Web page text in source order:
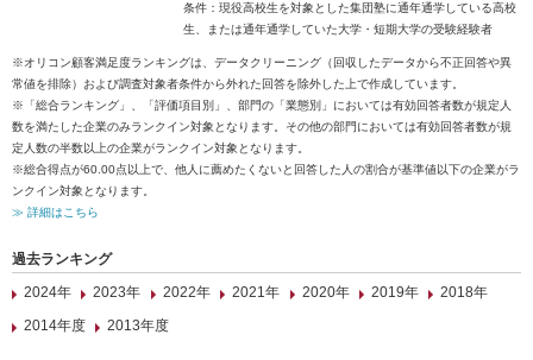
条件：現役高校生を対象とした集団塾に通年通学している高校
生、または通年通学していた大学・短期大学の受験経験者
※オリコン顧客満足度ランキングは、データクリーニング（回収したデータから不正回答や異
常値を排除）および調査対象者条件から外れた回答を除外した上で作成しています。
※「総合ランキング」、「評価項目別」、部門の「業態別」においては有効回答者数が規定人
数を満たした企業のみランクイン対象となります。その他の部門においては有効回答者数が規
定人数の半数以上の企業がランクイン対象となります。
※総合得点が60.00点以上で、他人に薦めたくないと回答した人の割合が基準値以下の企業がラ
ンクイン対象となります。
≫ 詳細はこちら
過去ランキング
2024年
2023年 2022年 2021年 2020年 2019年
2018年
2014年度
2013年度